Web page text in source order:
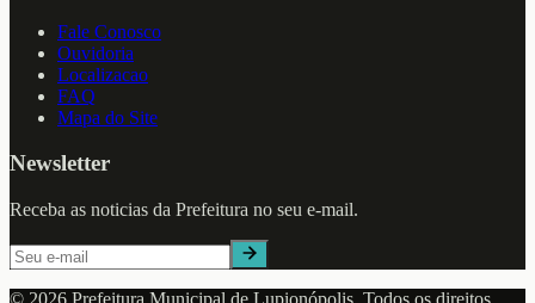
Fale Conosco
Ouvidoria
Localizacao
FAQ
Mapa do Site
Newsletter
Receba as noticias da Prefeitura no seu e-mail.